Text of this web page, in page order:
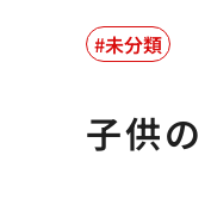
未分類
子供